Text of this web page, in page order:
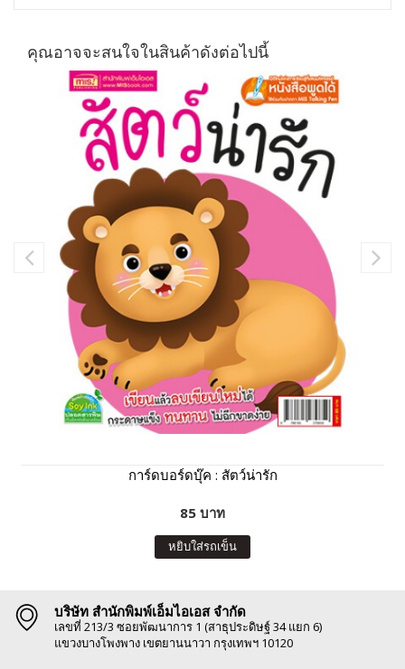
คุณอาจจะสนใจในสินค้าดังต่อไปนี้
การ์ดบอร์ดบุ๊ค : สัตว์น่ารัก
85 บาท
หยิบใส่รถเข็น
บริษัท สำนักพิมพ์เอ็มไอเอส จำกัด
เลขที่ 213/3 ซอยพัฒนาการ 1 (สาธุประดิษฐ์ 34 แยก 6)
แขวงบางโพงพาง เขตยานนาวา กรุงเทพฯ 10120